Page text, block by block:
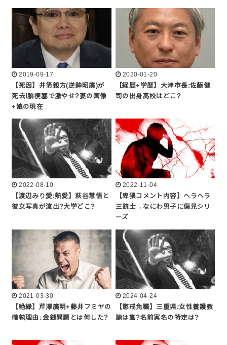
2019-09-17
【死因】井筒親方(逆鉾昭廣)が
死去!脳梗塞で激やせ?妻の画像
+娘の現在
2020-01-20
【経歴+学歴】大津市長:佐藤健
司の出身高校はどこ?
2022-08-10
【渡辺みり愛:熱愛】萩谷慧悟と
彼女写真が流出?大学どこ?
2022-11-04
【卑猥コメント内容】ヘラヘラ
三銃士→なにわ男子に偏見シリ
ーズ
2021-03-30
【絶縁】芹澤廣明+藤井フミヤの
確執理由↓金銭問題とは何した?
2024-04-24
【懲戒免職】三重県:女性養護教
諭は誰?名前実名の特定は?